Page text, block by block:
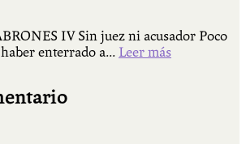
IV Sin juez ni acusador Poco
enterrado a... Leer más